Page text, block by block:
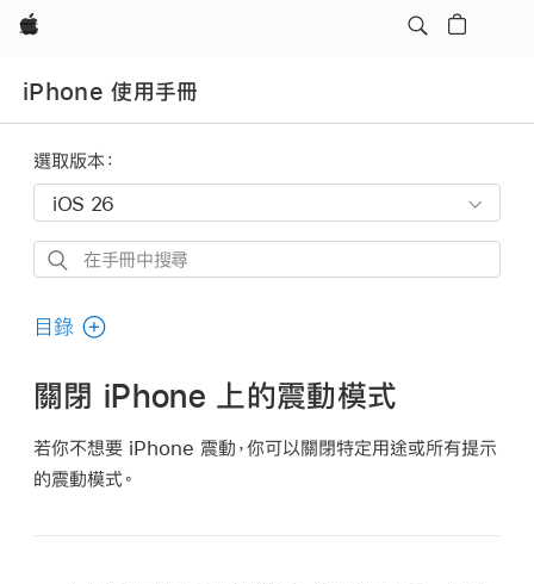
Apple
iPhone 使用手冊
選取版本：
在
冊
搜
尋
目錄
關閉 iPhone 上的震動模式
若你不想要 iPhone 震動，你可以關閉特定用途或所有提示
的震動模式。